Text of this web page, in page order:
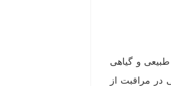
طبیعی و گیاهی
در مراقبت از